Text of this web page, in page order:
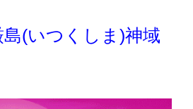
(いつくしま)神域